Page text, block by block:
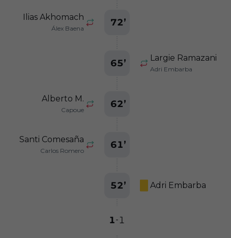
Ilias Akhomach
Álex Baena
72’
Largie Ramazani
Adri Embarba
65’
Alberto M.
Capoue
62’
Santi Comesaña
Carlos Romero
61’
Adri Embarba
52’
1-1